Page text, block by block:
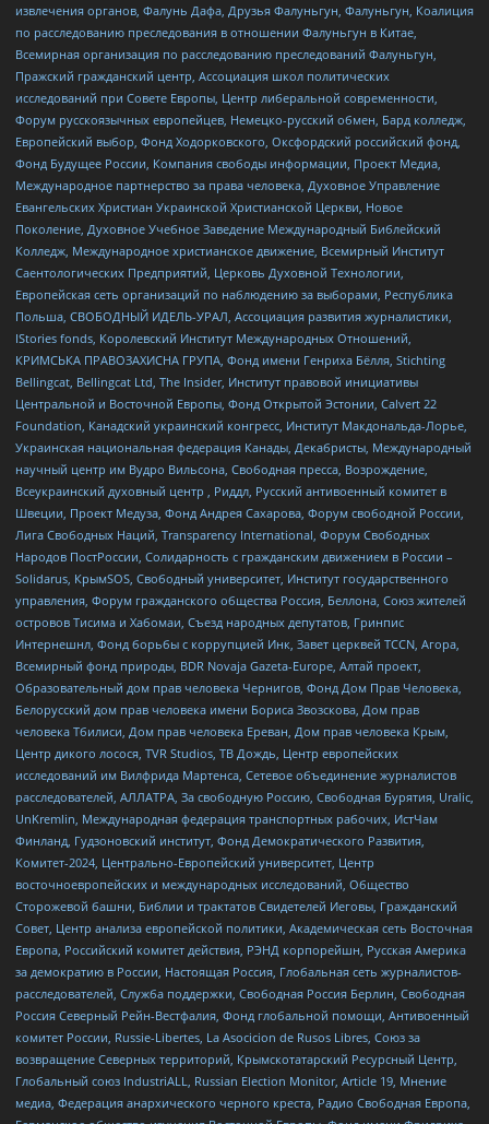
извлечения органов, Фалунь Дафа, Друзья Фалуньгун, Фалуньгун, Коалиция
по расследованию преследования в отношении Фалуньгун в Китае,
Всемирная организация по расследованию преследований Фалуньгун,
Пражский гражданский центр, Ассоциация школ политических
исследований при Совете Европы, Центр либеральной современности,
Форум русскоязычных европейцев, Немецко-русский обмен, Бард колледж,
Европейский выбор, Фонд Ходорковского, Оксфордский российский фонд,
Фонд Будущее России, Компания свободы информации, Проект Медиа,
Международное партнерство за права человека, Духовное Управление
Евангельских Христиан Украинской Христианской Церкви, Новое
Поколение, Духовное Учебное Заведение Международный Библейский
Колледж, Международное христианское движение, Всемирный Институт
Саентологических Предприятий, Церковь Духовной Технологии,
Европейская сеть организаций по наблюдению за выборами, Республика
Польша, СВОБОДНЫЙ ИДЕЛЬ-УРАЛ, Ассоциация развития журналистики,
IStories fonds, Королевский Институт Международных Отношений,
КРИМСЬКА ПРАВОЗАХИСНА ГРУПА, Фонд имени Генриха Бёлля, Stichting
Bellingcat, Bellingcat Ltd, The Insider, Институт правовой инициативы
Центральной и Восточной Европы, Фонд Открытой Эстонии, Calvert 22
Foundation, Канадский украинский конгресс, Институт Макдональда-Лорье,
Украинская национальная федерация Канады, Декабристы, Международный
научный центр им Вудро Вильсона, Свободная пресса, Возрождение,
Всеукраинский духовный центр , Риддл, Русский антивоенный комитет в
Швеции, Проект Медуза, Фонд Андрея Сахарова, Форум свободной России,
Лига Свободных Наций, Transparеncy International, Форум Свободных
Народов ПостРоссии, Солидарность с гражданским движением в России –
Solidarus, КрымSOS, Свободный университет, Институт государственного
управления, Форум гражданского общества Россия, Беллона, Союз жителей
островов Тисима и Хабомаи, Съезд народных депутатов, Гринпис
Интернешнл, Фонд борьбы с коррупцией Инк, Завет церквей TCCN, Агора,
Всемирный фонд природы, BDR Novaja Gazeta-Europe, Алтай проект,
Образовательный дом прав человека Чернигов, Фонд Дом Прав Человека,
Белорусский дом прав человека имени Бориса Звозскова, Дом прав
человека Тбилиси, Дом прав человека Ереван, Дом прав человека Крым,
Центр дикого лосося, TVR Studios, ТВ Дождь, Центр европейских
исследований им Вилфрида Мартенса, Сетевое объединение журналистов
расследователей, АЛЛАТРА, За свободную Россию, Свободная Бурятия, Uralic,
UnKremlin, Международная федерация транспортных рабочих, ИстЧам
Финланд, Гудзоновский институт, Фонд Демократического Развития,
Комитет-2024, Центрально-Европейский университет, Центр
восточноевропейских и международных исследований, Общество
Сторожевой башни, Библии и трактатов Свидетелей Иеговы, Гражданский
Совет, Центр анализа европейской политики, Академическая сеть Восточная
Европа, Российский комитет действия, РЭНД корпорейшн, Русская Америка
за демократию в России, Настоящая Россия, Глобальная сеть журналистов-
расследователей, Служба поддержки, Свободная Россия Берлин, Свободная
Россия Северный Рейн-Вестфалия, Фонд глобальной помощи, Антивоенный
комитет России, Russie-Libertes, La Asocicion de Rusos Libres, Союз за
возвращение Северных территорий, Крымскотатарский Ресурсный Центр,
Глобальный союз IndustriALL, Russian Election Monitor, Article 19, Мнение
медиа, Федерация анархического черного креста, Радио Свободная Европа,